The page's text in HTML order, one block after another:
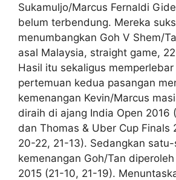
Sukamuljo/Marcus Fernaldi
belum terbendung. Mereka
menumbangkan Goh V Shem/
asal Malaysia, straight game,
Hasil itu sekaligus
pertemuan kedua pasangan
kemenangan Kevin/Marcus
diraih di ajang India Open 2016
dan Thomas & Uber Cup Finals
20-22, 21-13). Sedangkan
kemenangan Goh/Tan
2015 (21-10, 21-19).